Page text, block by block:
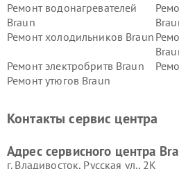
Ремонт водонагревателей
Braun
Ремонт холодильников Braun
Ремонт электробритв Braun
Ремонт утюгов Braun
Контакты сервис центра
Адрес сервисного центра
г. Владивосток, Русская ул., 2К